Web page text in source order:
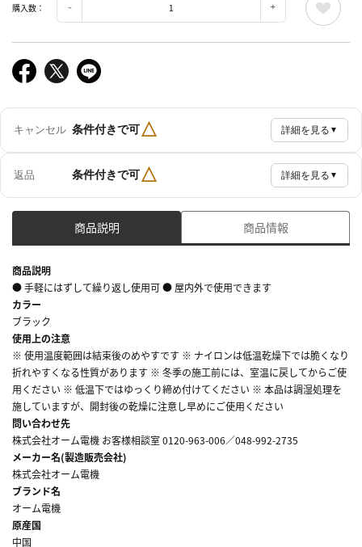
購入数：
キャンセル 条件付きで可△ 詳細を見る ▼
返品 条件付きで可△ 詳細を見る ▼
商品説明 商品情報
商品説明
● 手軽にはずして繰り返し使用可 ● 屋内外で使用できます
カラー
ブラック
使用上の注意
※ 使用温度範囲は結束後のめやすです ※ ナイロンは低温乾燥下では脆くなり
折れやすくなる性質があります ※ 冬季の施工前には、室温に戻してからご使
用ください ※ 低温下ではゆっくり締め付けてください ※ 本品は調湿処理を
施していますが、開封後の乾燥に注意し早めにご使用ください
問い合わせ先
株式会社オーム電機 お客様相談室 0120-963-006／048-992-2735
メーカー名(製造販売会社)
株式会社オーム電機
ブランド名
オーム電機
原産国
中国